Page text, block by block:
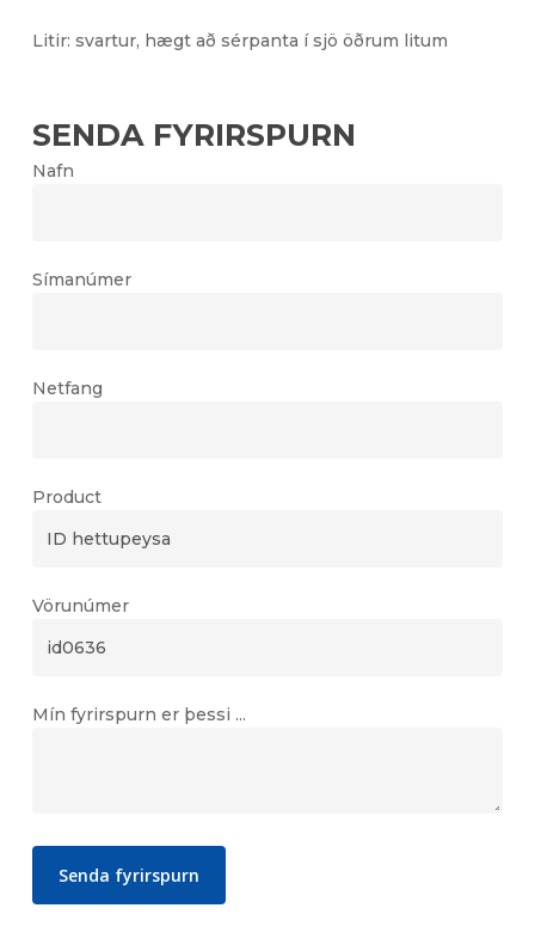
Litir: svartur, hægt að sérpanta í sjö öðrum litum
SENDA FYRIRSPURN
Nafn
Símanúmer
Netfang
Product
Vörunúmer
Mín fyrirspurn er þessi ...